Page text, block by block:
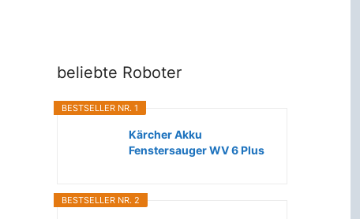
beliebte Roboter
BESTSELLER NR. 1
Kärcher Akku
Fenstersauger WV 6 Plus
BESTSELLER NR. 2